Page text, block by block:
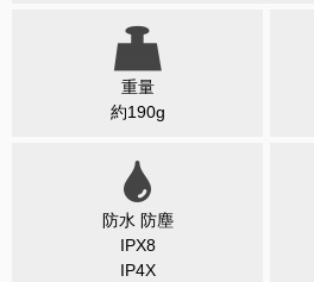
重量
約190g
防水 防塵
IPX8
IP4X